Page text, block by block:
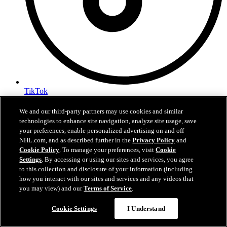
TikTok
Podmínky poskytování služeb
Zásady Ochrany Osobních Údajů
Zásady Používání Souborů Cookie
Nastavení cookies
We and our third-party partners may use cookies and similar
technologies to enhance site navigation, analyze site usage, save
your preferences, enable personalized advertising on and off
NHL.com, and as described further in thePrivacy Policy and
Cookie Policy. To manage your preferences, visitCookie
Settings. By accessing or using our sites and services, you agree
to this collection and disclosure of your information (including
how you interact with our sites and services and any videos that
you may view) and ourTerms of Service.
Cookie Settings I Understand